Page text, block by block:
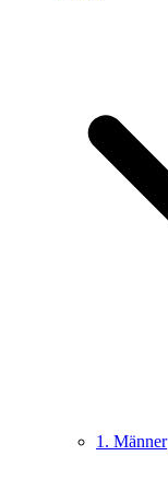
1. Männer